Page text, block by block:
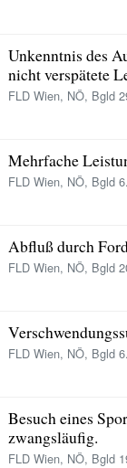
Unkenntnis des
nicht verspätete
FLD Wien, NÖ, Bgld
Mehrfache
FLD Wien, NÖ, Bgld
Abfluß durch
FLD Wien, NÖ, Bgld
FLD Wien, NÖ, Bgld
Besuch eines
zwangsläufig.
FLD Wien, NÖ, Bgld